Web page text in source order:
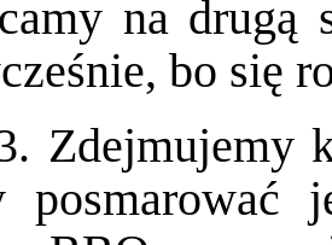
na drugą
bo się
Zdejmujemy